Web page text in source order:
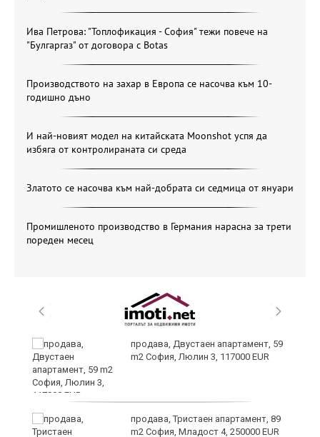
Ива Петрова: "Топлофикация - София" тежи повече на
"Булгаргаз" от договора с Botas
Производството на захар в Европа се насочва към 10-
годишно дъно
И най-новият модел на китайската Moonshot успя да
избяга от контролираната си среда
Златото се насочва към най-добрата си седмица от януари
Промишленото производство в Германия нарасна за трети
пореден месец
продава, Двустаен апартамент, 59
m2 София, Люлин 3, 117000 EUR
продава, Тристаен апартамент, 89
m2 София, Младост 4, 250000 EUR